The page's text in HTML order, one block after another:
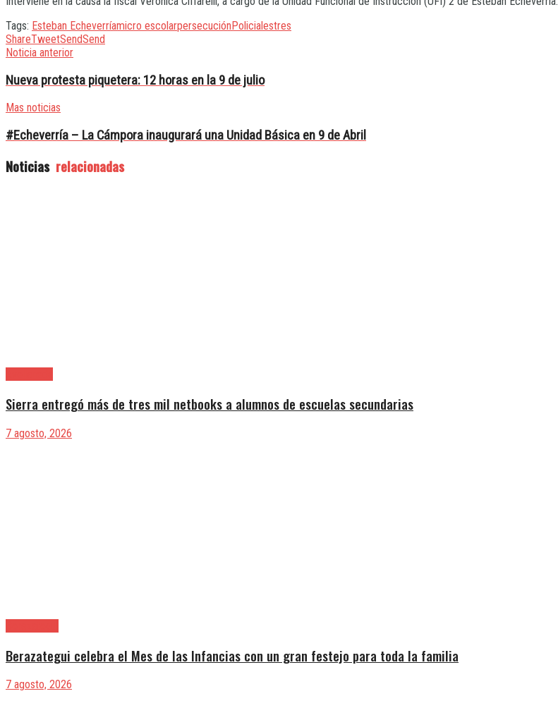
Tags: Esteban Echeverríamicro escolarpersecuciónPolicialestres
ShareTweetSendSend
Noticia anterior
Nueva protesta piquetera: 12 horas en la 9 de julio
Mas noticias
#Echeverría – La Cámpora inaugurará una Unidad Básica en 9 de Abril
Noticias relacionadas
Sierra entregó más de tres mil netbooks a alumnos de escuelas secundarias
7 agosto, 2026
Berazategui celebra el Mes de las Infancias con un gran festejo para toda la familia
7 agosto, 2026